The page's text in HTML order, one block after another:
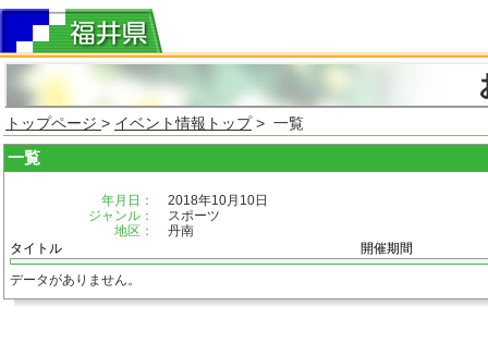
トップページ > イベント情報トップ> 一覧
一覧
年月日：
2018年10月10日
ジャンル：
スポーツ
地区：
丹南
タイトル
開催期間
データがありません。